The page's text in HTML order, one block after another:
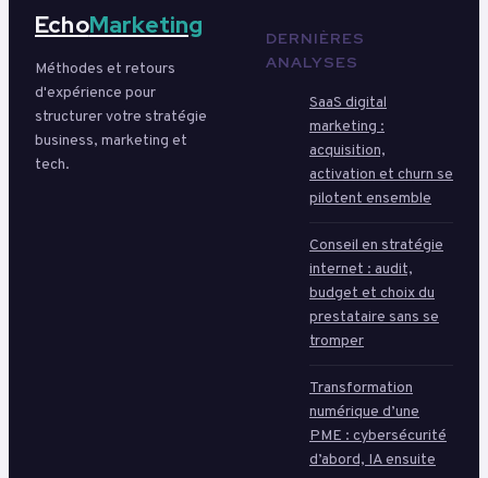
EchoMarketing
Méthodes et retours
d'expérience pour
structurer votre stratégie
business, marketing et
tech.
DERNIÈRES
ANALYSES
SaaS digital
marketing :
acquisition,
activation et churn se
pilotent ensemble
Conseil en stratégie
internet : audit,
budget et choix du
prestataire sans se
tromper
Transformation
numérique d’une
PME : cybersécurité
d’abord, IA ensuite